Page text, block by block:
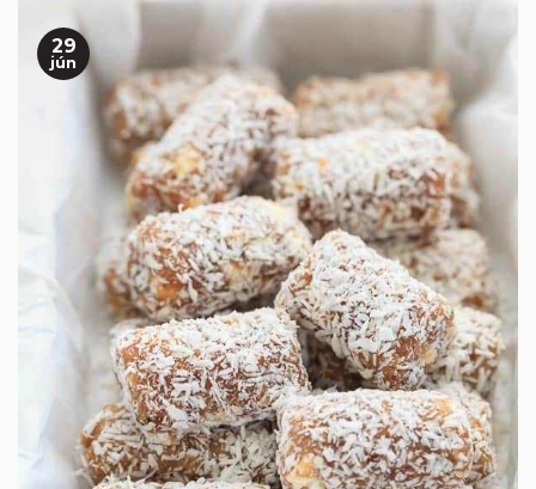
29
jún